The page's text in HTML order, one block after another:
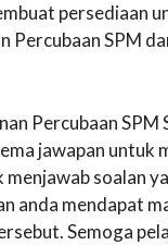
persediaan
Percubaan SPM
Percubaan SPM
jawapan untuk
menjawab soalan
anda mendapat
Semoga